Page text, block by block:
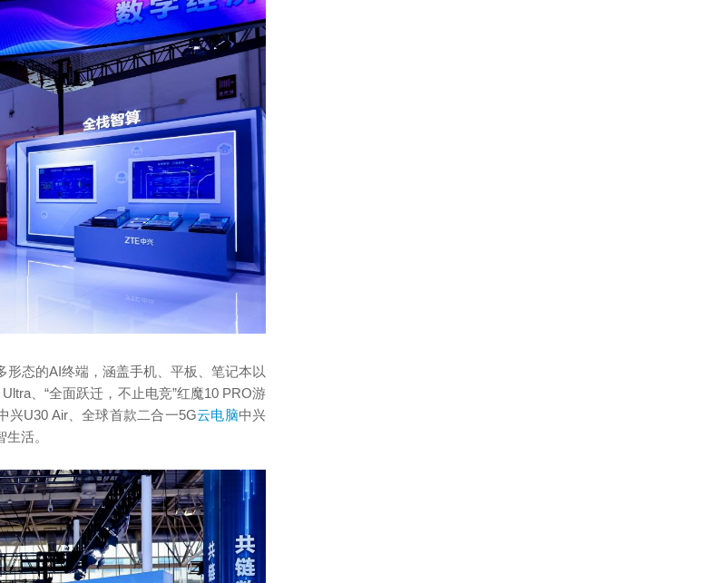
态的AI终端，涵盖手机、平板、笔记本以
、“全面跃迁，不止电竞”红魔10 PRO游
兴U30 Air、全球首款二合一5G云电脑中兴
活。